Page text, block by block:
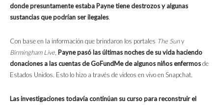
donde presuntamente estaba Payne tiene destrozos y algunas
sustancias que podrían ser ilegales.
Con base en la información que brindaron los portales The Suny
Birmingham Live Payne pasó las últimas noches de su vida haciendo
donaciones a las cuentas de GoFundMe de algunos niños enfermosde
Estados Unidos. Esto lo hizo a través de videos en vivo en Snapchat.
Las investigaciones todavía continúan su curso para reconstruir el